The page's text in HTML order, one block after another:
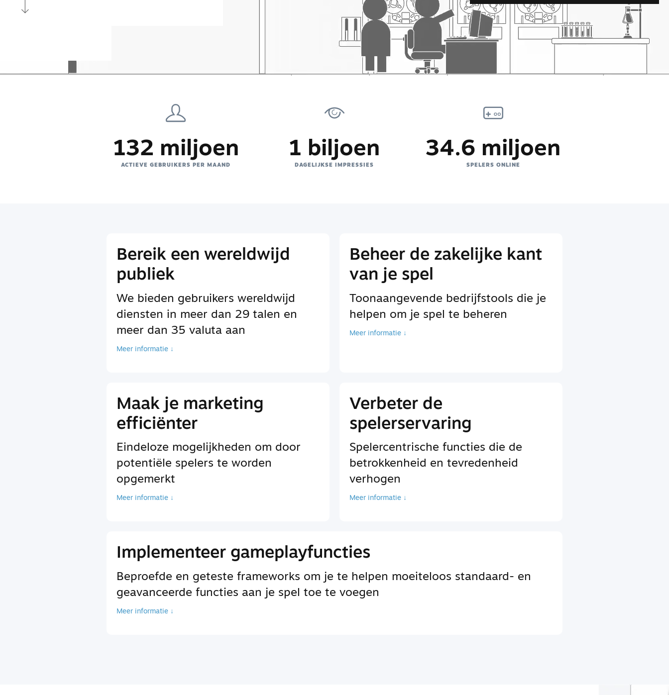
132 miljoen
ACTIEVE GEBRUIKERS PER MAAND
1 biljoen
DAGELIJKSE IMPRESSIES
34.6 miljoen
SPELERS ONLINE
Bereik een wereldwijd
publiek
We bieden gebruikers wereldwijd
diensten in meer dan 29 talen en
meer dan 35 valuta aan
Meer informatie ↓
Beheer de zakelijke kant
van je spel
Toonaangevende bedrijfstools die je
helpen om je spel te beheren
Meer informatie ↓
Maak je marketing
efficiënter
Eindeloze mogelijkheden om door
potentiële spelers te worden
opgemerkt
Meer informatie ↓
Verbeter de
spelerservaring
Spelercentrische functies die de
betrokkenheid en tevredenheid
verhogen
Meer informatie ↓
Implementeer gameplayfuncties
Beproefde en geteste frameworks om je te helpen moeiteloos standaard- en
geavanceerde functies aan je spel toe te voegen
Meer informatie ↓